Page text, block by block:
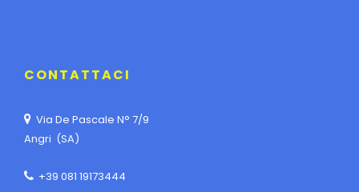
CONTATTACI
Via De Pascale N° 7/9
Angri (SA)
+39 081 19173444